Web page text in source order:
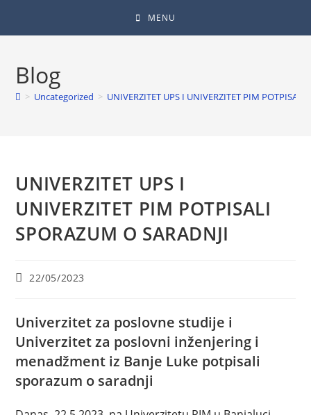
MENU
Blog
> Uncategorized > UNIVERZITET UPS I UNIVERZITET PIM POTPISALI
UNIVERZITET UPS I
UNIVERZITET PIM POTPISALI
SPORAZUM O SARADNJI
22/05/2023
Univerzitet za poslovne studije i
Univerzitet za poslovni inženjering i
menadžment iz Banje Luke potpisali
sporazum o saradnji